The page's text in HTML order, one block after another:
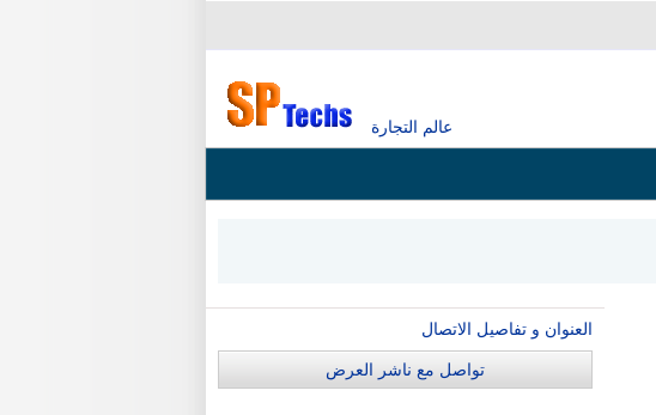
عالم التجارة
العنوان و تفاصيل الاتصال
تواصل مع ناشر العرض